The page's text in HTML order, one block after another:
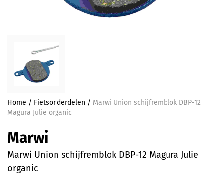
Home / Fietsonderdelen / Marwi Union schijfremblok DBP-12
Magura Julie organic
Marwi
Marwi Union schijfremblok DBP-12 Magura Julie
organic